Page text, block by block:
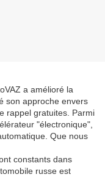
a amélioré la
son approche envers
rappel gratuites. Parmi
"électronique",
Que nous
constants dans
russe est